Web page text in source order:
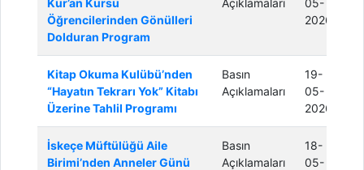
Kur’an Kursu
Öğrencilerinden Gönülleri
Dolduran Program
Açıklamaları
05-
2026
Kitap Okuma Kulübü’nden
“Hayatın Tekrarı Yok” Kitabı
Üzerine Tahlil Programı
Basın
Açıklamaları
19-
05-
2026
İskeçe Müftülüğü Aile
Birimi’nden Anneler Günü
Basın
Açıklamaları
18-
05-